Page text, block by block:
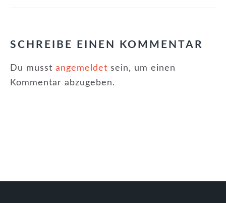
SCHREIBE EINEN KOMMENTAR
Du musst angemeldet sein, um einen
Kommentar abzugeben.